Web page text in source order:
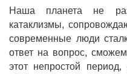
Наша планета не
катаклизмы,
современные люди
ответ на вопрос,
этот непростой